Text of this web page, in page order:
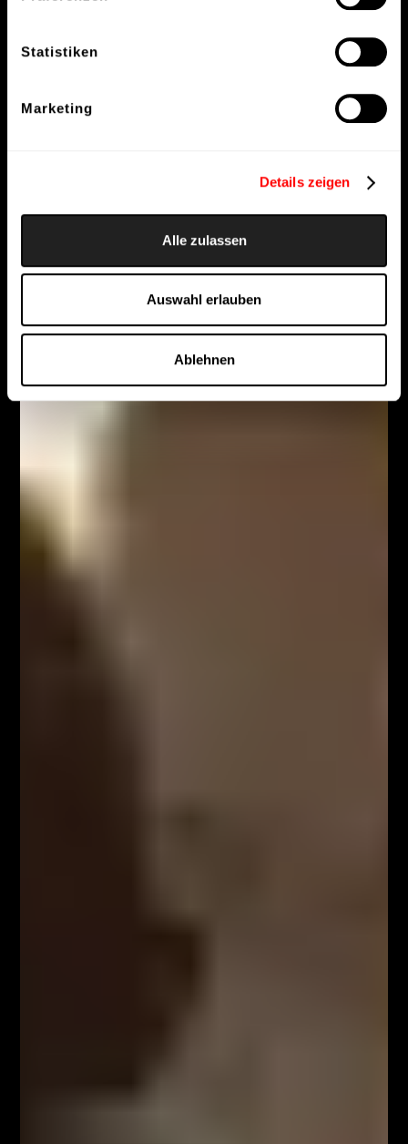
Statistiken
Marketing
Details zeigen
Alle zulassen
Auswahl erlauben
Ablehnen